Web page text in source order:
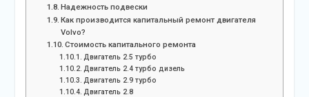
Надежность подвески
Как производится капитальный ремонт двигателя
Volvo?
Стоимость капитального ремонта
Двигатель 2.5 турбо
Двигатель 2.4 турбо дизель
Двигатель 2.9 турбо
Двигатель 2.8